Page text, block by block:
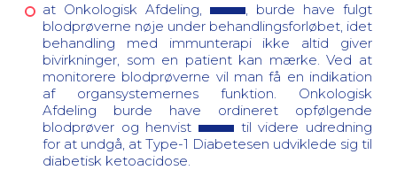
at Onkologisk Afdeling,
, burde have fulgt
blodprøverne nøje under behandlingsforløbet, idet
behandling med immunterapi ikke altid giver
bivirkninger, som en patient kan mærke. Ved at
monitorere blodprøverne vil man få en indikation
af organsystemernes funktion. Onkologisk
Afdeling burde have ordineret opfølgende
blodprøver og henvist
til videre udredning
for at undgå, at Type-1 Diabetesen udviklede sig til
diabetisk ketoacidose.